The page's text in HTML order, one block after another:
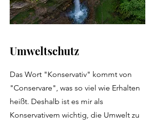
Umweltschutz
Das Wort "Konservativ" kommt von
"Conservare", was so viel wie Erhalten
heißt. Deshalb ist es mir als
Konservativem wichtig, die Umwelt zu